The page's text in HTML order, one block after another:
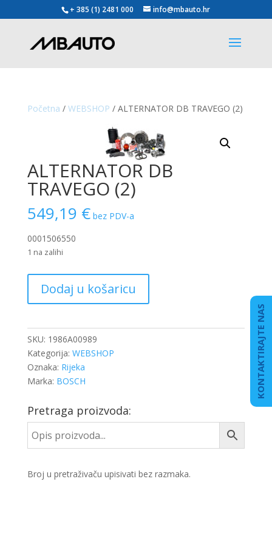
+ 385 (1) 2481 000 info@mbauto.hr
Početna / WEBSHOP / ALTERNATOR DB TRAVEGO (2)
ALTERNATOR DB
TRAVEGO (2)
549,19 € bez PDV-a
0001506550
1 na zalihi
TRAVEGO
količina
Dodaj u košaricu
SKU: 1986A00989
Kategorija: WEBSHOP
Oznaka: Rijeka
Marka: BOSCH
Pretraga proizvoda:
Broj u pretraživaču upisivati bez razmaka.
KONTAKTIRAJTE NAS